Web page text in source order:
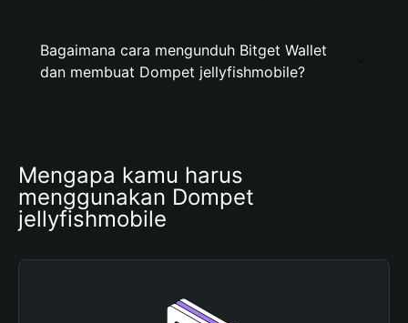
Bagaimana cara mengunduh Bitget Wallet
dan membuat Dompet jellyfishmobile?
Mengapa kamu harus
menggunakan Dompet
jellyfishmobile